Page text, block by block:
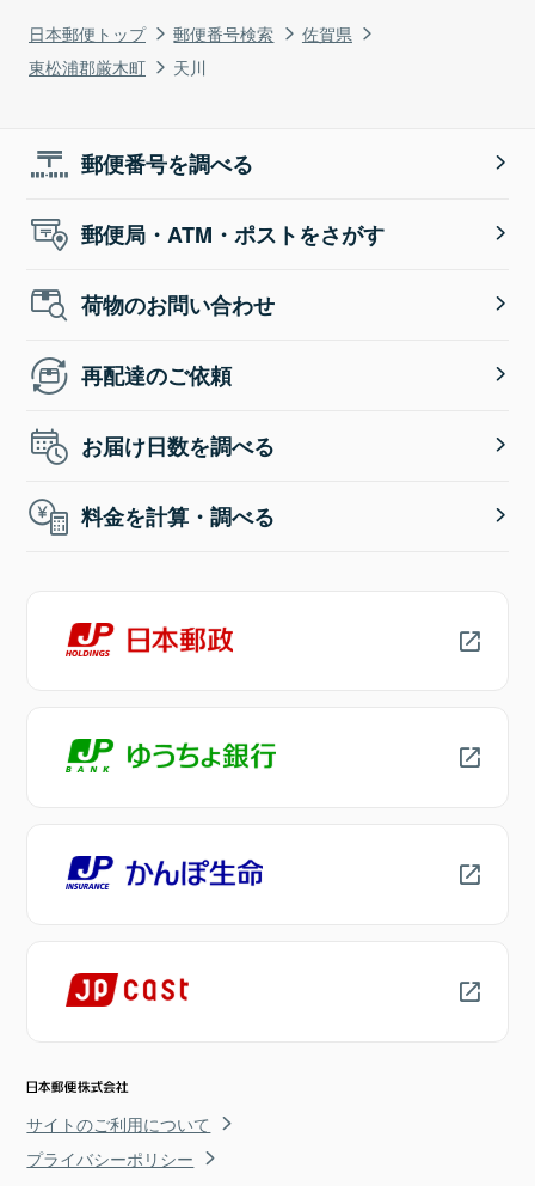
日本郵便トップ 郵便番号検索
佐賀県
東松浦郡厳木町
天川
郵便番号を調べる
郵便局・ATM・ポストをさがす
荷物のお問い合わせ
再配達のご依頼
お届け日数を調べる
料金を計算・調べる
サイトのご利用について
プライバシーポリシー